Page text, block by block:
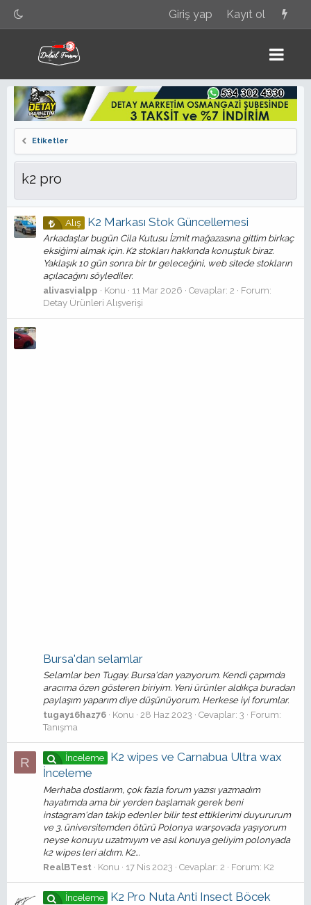
Giriş yap Kayıt ol
Etiketler
k2 pro
Alış K2 Markası Stok Güncellemesi
Arkadaşlar bugün Cila Kutusu İzmit mağazasına gittim birkaç
eksiğimi almak için. K2 stokları hakkında konuştuk biraz.
Yaklaşık 10 gün sonra bir tır geleceğini, web sitede stokların
açılacağını söylediler.
alivasvialpp
Konu 11 Mar 2026 Cevaplar: 2
Forum:
Detay Ürünleri Alışverişi
Bursa'dan selamlar
Selamlar ben Tugay. Bursa'dan yazıyorum. Kendi çapımda
aracıma özen gösteren biriyim. Yeni ürünler aldıkça buradan
paylaşım yaparım diye düşünüyorum. Herkese iyi forumlar.
tugay16haz76
Konu 28 Haz 2023 Cevaplar: 3
Forum:
Tanışma
R İnceleme
K2 wipes ve Carnabua Ultra wax
İnceleme
Merhaba dostlarım, çok fazla forum yazısı yazmadım
hayatımda ama bir yerden başlamak gerek beni
instagram'dan takip edenler bilir test ettiklerimi duyururum
ve 3. üniversitemden ötürü Polonya warşovada yaşıyorum
neyse konuyu uzatmıyım ve asıl konuya geliyim polonyada
k2 wipes leri aldım. K2...
RealBTest
Konu 17 Nis 2023 Cevaplar: 2 Forum: K2
İnceleme
K2 Pro Nuta Anti Insect Böcek